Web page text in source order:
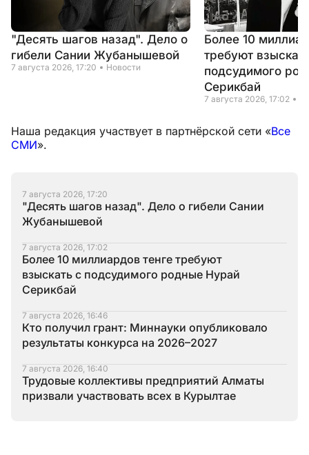
"Десять шагов назад". Дело о
гибели Сании Жубанышевой
7 августа 2026, 17:20 Новости
Более 10
требуют
подсудимого
Серикбай
7 августа 2026, 17:02
Наша редакция участвует в партнёрской сети «Все
СМИ».
7 августа 2026, 17:20
"Десять шагов назад". Дело о гибели Сании
Жубанышевой
7 августа 2026, 17:02
Более 10 миллиардов тенге требуют
взыскать с подсудимого родные Нурай
Серикбай
7 августа 2026, 16:46
Кто получил грант: Миннауки опубликовало
результаты конкурса на 2026–2027
7 августа 2026, 16:40
Трудовые коллективы предприятий Алматы
призвали участвовать всех в Курылтае